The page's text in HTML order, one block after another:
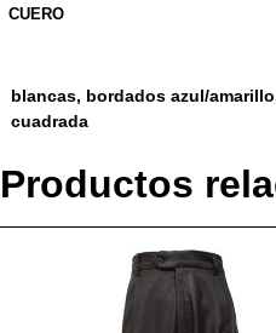
CUERO
blancas, bordados azul/
cuadrada
Productos